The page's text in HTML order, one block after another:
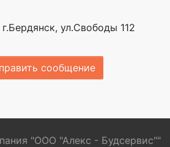
ул.Свободы 112
сообщение
"ООО "Алекс - Будсервис""